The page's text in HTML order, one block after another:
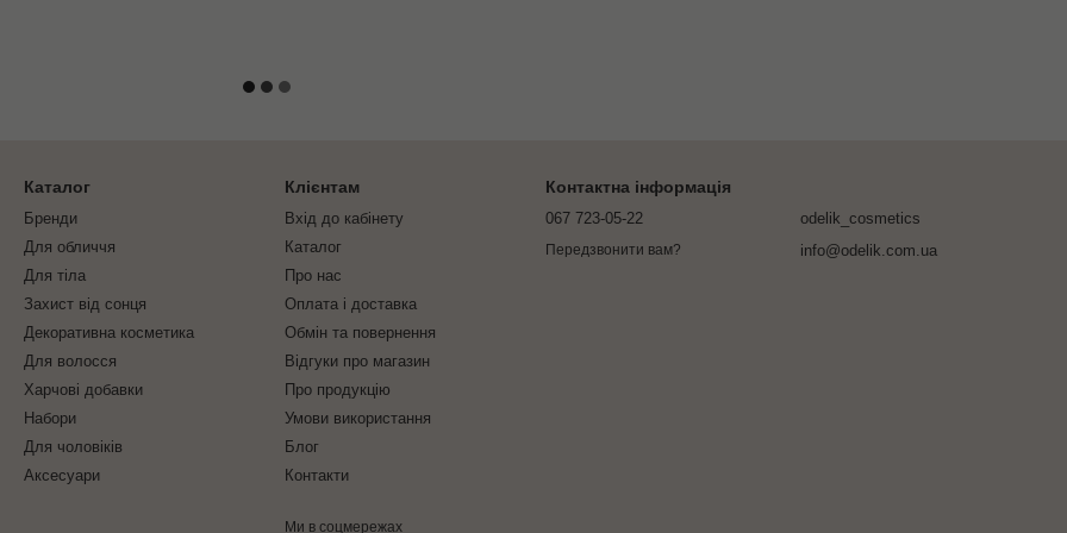
Каталог
Бренди
Для обличчя
Для тіла
Захист від сонця
Декоративна косметика
Для волосся
Харчові добавки
Набори
Для чоловіків
Аксесуари
Клієнтам
Вхід до кабінету
Каталог
Про нас
Оплата і доставка
Обмін та повернення
Відгуки про магазин
Про продукцію
Умови використання
Блог
Контакти
Ми в соцмережах
Контактна інформація
067 723-05-22
Передзвонити вам?
odelik_cosmetics
info@odelik.com.ua